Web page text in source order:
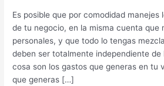
Es posible que por comodidad manejes
de tu negocio, en la misma cuenta que
personales, y que todo lo tengas
deben ser totalmente independiente de
cosa son los gastos que generas en tu
que generas […]